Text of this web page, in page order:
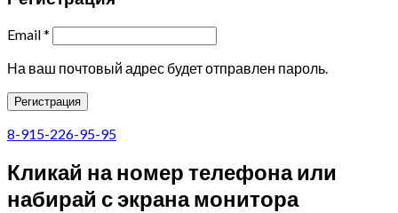
Email*
На ваш почтовый адрес будет отправлен пароль.
Регистрация
8-915-226-95-95
Кликай на номер телефона или
набирай с экрана монитора